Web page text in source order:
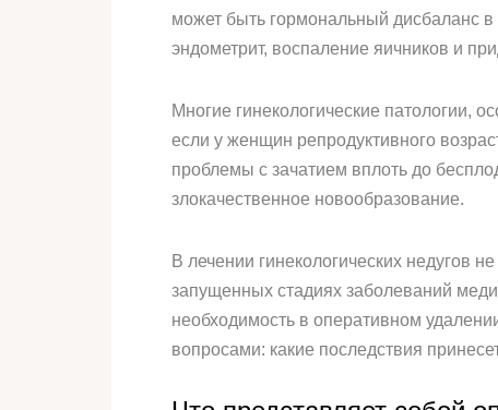
может быть гормональный дисбаланс
эндометрит, воспаление яичников и
Многие гинекологические патологии,
если у женщин репродуктивного
проблемы с зачатием вплоть до
злокачественное новообразование.
В лечении гинекологических недугов
запущенных стадиях заболеваний
необходимость в оперативном
вопросами: какие последствия